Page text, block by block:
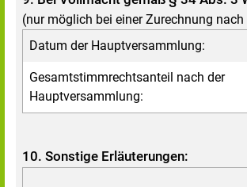
(nur möglich bei einer Zurechnung
Datum der Hauptversammlung:
Gesamtstimmrechtsanteil nach der
Hauptversammlung:
10. Sonstige Erläuterungen: